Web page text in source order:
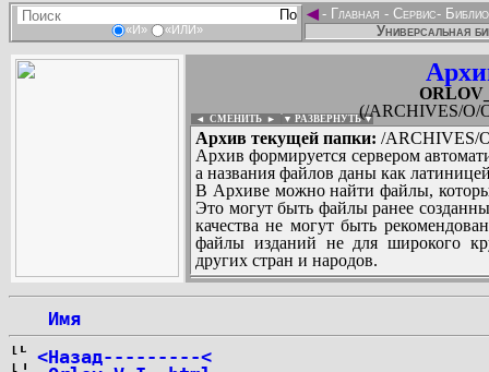
«И» «ИЛИ»
◄- Главная - Сервис-
Универсальная
(/ARCHIVES/O/
◄ СМЕНИТЬ ► ▼ РАЗВЕРНУТЬ ▼
Архив текущей папки: /ARCHIVES/
Архив формируется сервером
а названия файлов даны как
В Архиве можно найти файлы,
Это могут быть файлы ранее
качества не могут быть
файлы изданий не для широкого
других стран и народов.
Имя
<Назад---------<